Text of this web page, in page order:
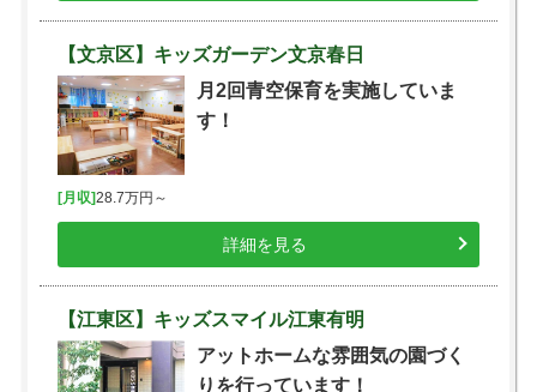
【文京区】キッズガーデン文京春日
月2回青空保育を実施していま
す！
[月収]28.7万円～
詳細を見る
【江東区】キッズスマイル江東有明
アットホームな雰囲気の園づく
りを行っています！